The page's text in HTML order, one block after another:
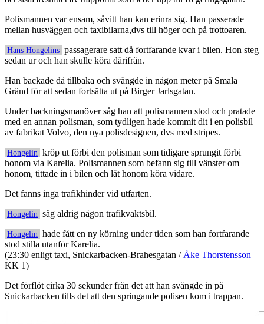
Polismannen var ensam, såvitt han kan erinra sig. Han passerade
mellan husväggen och taxibilarna,dvs till höger och på trottoaren.
Hans Hongelins passagerare satt då fortfarande kvar i bilen. Hon steg
sedan ur och han skulle köra därifrån.
Han backade då tillbaka och svängde in någon meter på Smala
Gränd för att sedan fortsätta ut på Birger Jarlsgatan.
Under backningsmanöver såg han att polismannen stod och pratade
med en annan polisman, som tydligen hade kommit dit i en polisbil
av fabrikat Volvo, den nya polisdesignen, dvs med stripes.
Hongelin kröp ut förbi den polisman som tidigare sprungit förbi
honom via Karelia. Polismannen som befann sig till vänster om
honom, tittade in i bilen och lät honom köra vidare.
Det fanns inga trafikhinder vid utfarten.
Hongelin såg aldrig någon trafikvaktsbil.
Hongelin hade fått en ny körning under tiden som han fortfarande
stod stilla utanför Karelia.
(23:30 enligt taxi, Snickarbacken-Brahesgatan / Åke Thorstensson
KK 1)
Det förflöt cirka 30 sekunder från det att han svängde in på
Snickarbacken tills det att den springande polisen kom i trappan.